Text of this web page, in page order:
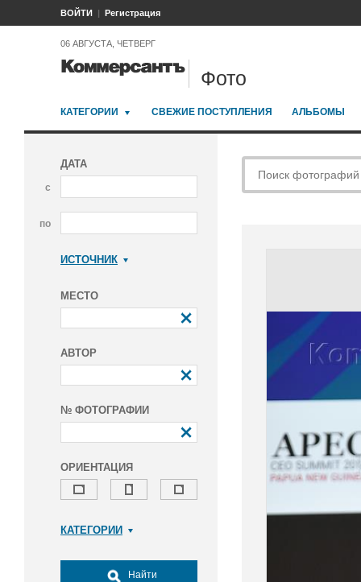
ВОЙТИ Регистрация
06 АВГУСТА, ЧЕТВЕРГ
Фото
КАТЕГОРИИ СВЕЖИЕ ПОСТУПЛЕНИЯ АЛЬБОМЫ
ДАТА
с
по
ИСТОЧНИК
МЕСТО
АВТОР
№ ФОТОГРАФИИ
ОРИЕНТАЦИЯ
КАТЕГОРИИ
Досуг, туризм и отдых
Найти